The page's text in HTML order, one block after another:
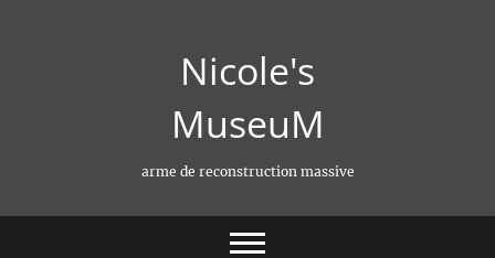
Nicole's
MuseuM
arme de reconstruction massive